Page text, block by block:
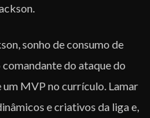
sonho de consumo de
do ataque do
um MVP no currículo. Lamar
e criativos da liga e,